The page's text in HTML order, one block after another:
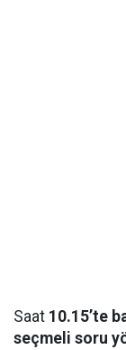
Saat 10.15’te
seçmeli soru